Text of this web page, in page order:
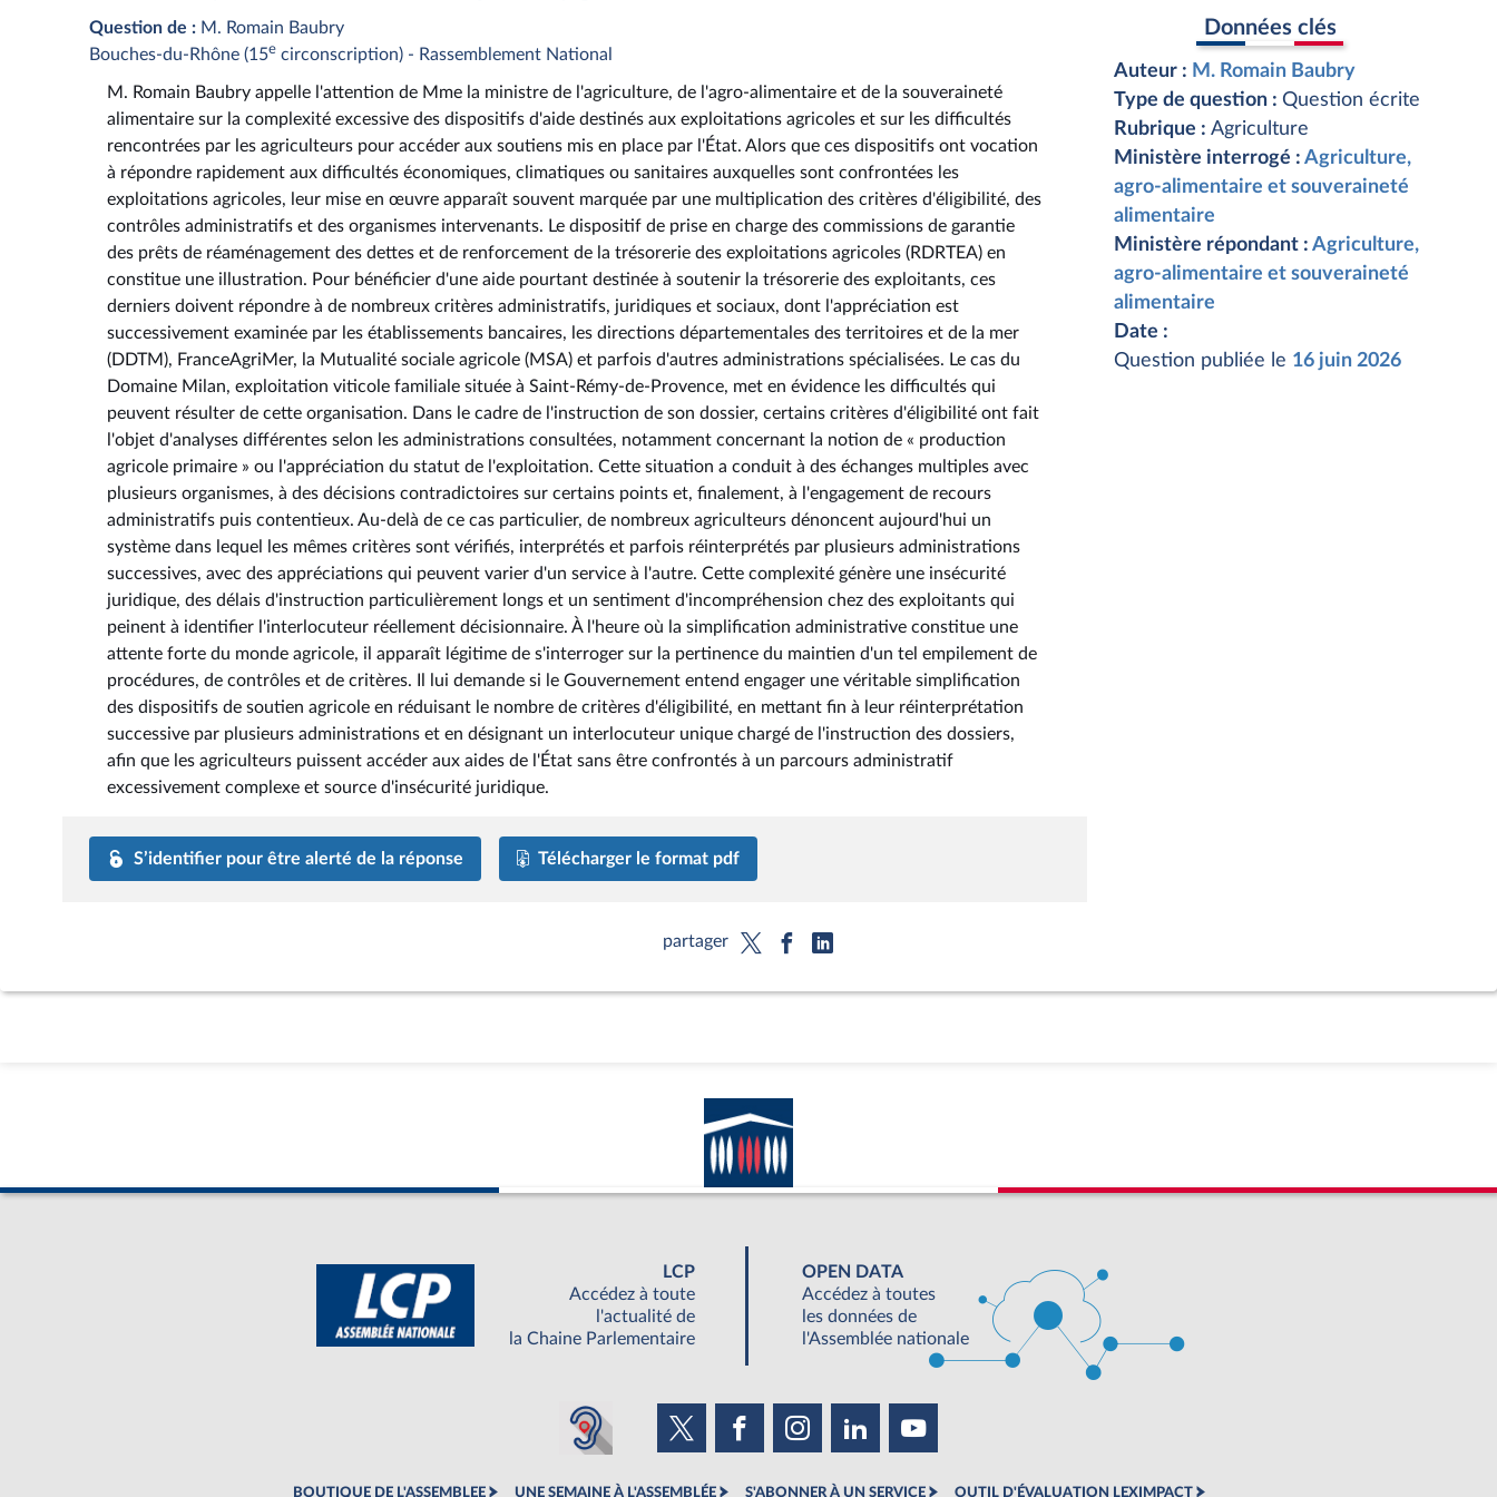
Question de : M. Romain Baubry
Bouches-du-Rhône (15e circonscription) - Rassemblement National
M. Romain Baubry appelle l'attention de Mme la ministre de l'agriculture, de l'agro-alimentaire et de la souveraineté
alimentaire sur la complexité excessive des dispositifs d'aide destinés aux exploitations agricoles et sur les difficultés
rencontrées par les agriculteurs pour accéder aux soutiens mis en place par l'État. Alors que ces dispositifs ont vocation
à répondre rapidement aux difficultés économiques, climatiques ou sanitaires auxquelles sont confrontées les
exploitations agricoles, leur mise en œuvre apparaît souvent marquée par une multiplication des critères d'éligibilité, des
contrôles administratifs et des organismes intervenants. Le dispositif de prise en charge des commissions de garantie
des prêts de réaménagement des dettes et de renforcement de la trésorerie des exploitations agricoles (RDRTEA) en
constitue une illustration. Pour bénéficier d'une aide pourtant destinée à soutenir la trésorerie des exploitants, ces
derniers doivent répondre à de nombreux critères administratifs, juridiques et sociaux, dont l'appréciation est
successivement examinée par les établissements bancaires, les directions départementales des territoires et de la mer
(DDTM), FranceAgriMer, la Mutualité sociale agricole (MSA) et parfois d'autres administrations spécialisées. Le cas du
Domaine Milan, exploitation viticole familiale située à Saint-Rémy-de-Provence, met en évidence les difficultés qui
peuvent résulter de cette organisation. Dans le cadre de l'instruction de son dossier, certains critères d'éligibilité ont fait
l'objet d'analyses différentes selon les administrations consultées, notamment concernant la notion de « production
agricole primaire » ou l'appréciation du statut de l'exploitation. Cette situation a conduit à des échanges multiples avec
plusieurs organismes, à des décisions contradictoires sur certains points et, finalement, à l'engagement de recours
administratifs puis contentieux. Au-delà de ce cas particulier, de nombreux agriculteurs dénoncent aujourd'hui un
système dans lequel les mêmes critères sont vérifiés, interprétés et parfois réinterprétés par plusieurs administrations
successives, avec des appréciations qui peuvent varier d'un service à l'autre. Cette complexité génère une insécurité
juridique, des délais d'instruction particulièrement longs et un sentiment d'incompréhension chez des exploitants qui
peinent à identifier l'interlocuteur réellement décisionnaire. À l'heure où la simplification administrative constitue une
attente forte du monde agricole, il apparaît légitime de s'interroger sur la pertinence du maintien d'un tel empilement de
procédures, de contrôles et de critères. Il lui demande si le Gouvernement entend engager une véritable simplification
des dispositifs de soutien agricole en réduisant le nombre de critères d'éligibilité, en mettant fin à leur réinterprétation
successive par plusieurs administrations et en désignant un interlocuteur unique chargé de l'instruction des dossiers,
afin que les agriculteurs puissent accéder aux aides de l'État sans être confrontés à un parcours administratif
excessivement complexe et source d'insécurité juridique.
S’identifier pour être alerté de la réponse Télécharger le format pdf
Données clés
Auteur : M. Romain Baubry
Type de question : Question écrite
Rubrique : Agriculture
Ministère interrogé : Agriculture,
agro-alimentaire et souveraineté
alimentaire
Ministère répondant : Agriculture,
agro-alimentaire et souveraineté
alimentaire
Date :
Question publiée le 16 juin 2026
partager
LCP
Accédez à toute
l'actualité de
la Chaine Parlementaire
OPEN DATA
Accédez à toutes
les données de
l'Assemblée nationale
BOUTIQUE DE L'ASSEMBLEE UNE SEMAINE À L'ASSEMBLÉE S'ABONNER À UN SERVICE OUTIL D'ÉVALUATION LEXIMPACT